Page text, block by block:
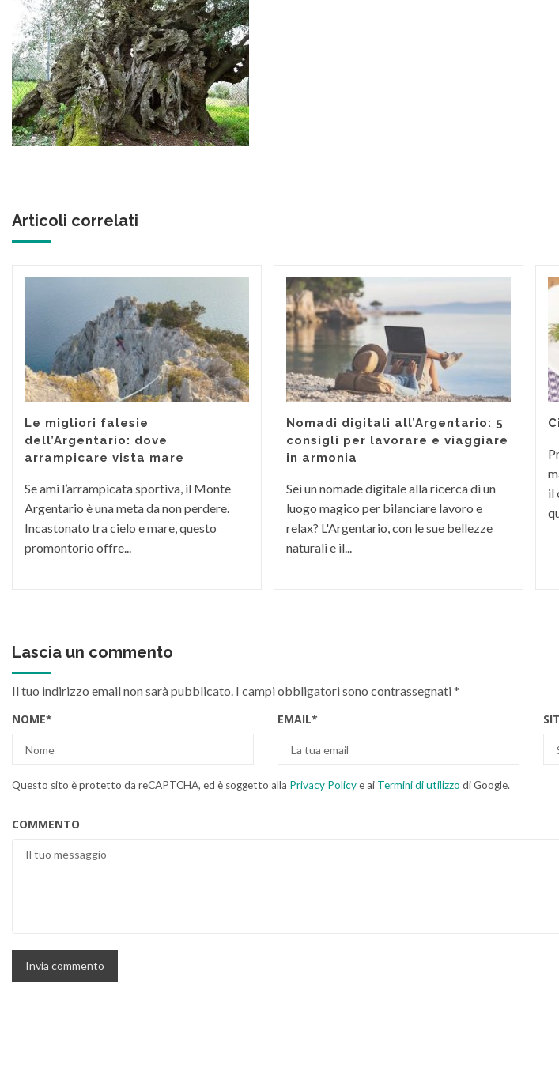
Articoli correlati
Le migliori falesie
dell’Argentario: dove
arrampicare vista mare
Se ami l’arrampicata sportiva, il Monte
Argentario è una meta da non perdere.
Incastonato tra cielo e mare, questo
promontorio offre...
Nomadi digitali all’Argentario: 5
consigli per lavorare e viaggiare
in armonia
Sei un nomade digitale alla ricerca di un
luogo magico per bilanciare lavoro e
relax? L'Argentario, con le sue bellezze
naturali e il...
il
Lascia un commento
Il tuo indirizzo email non sarà pubblicato. I campi obbligatori sono contrassegnati*
NOME* EMAIL*
Questo sito è protetto da reCAPTCHA, ed è soggetto alla Privacy Policye ai Termini di utilizzo di Google.
COMMENTO